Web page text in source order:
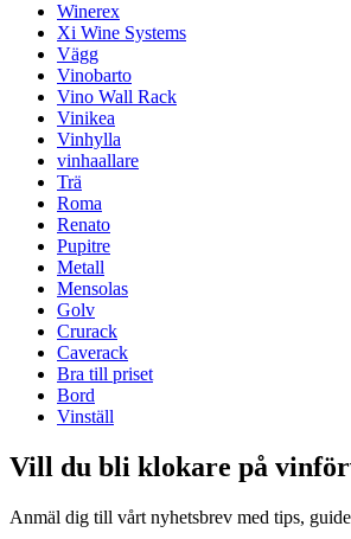
Allmänt
Placering
ModulärJa
LeveransMonterad
Flaskor
Antal flaskor (Bordeaux)
Flasktyp
Mått (BxHxD cm)
Höjd (cm)
Bredd (cm)
Djup (cm)
Vikt (kg)
Winerex
Xi Wine Systems
Vägg
Vinobarto
Vino Wall Rack
Vinikea
Vinhylla
vinhaallare
Trä
Roma
Renato
Pupitre
Metall
Mensolas
Golv
Crurack
Caverack
Bra till priset
Bord
Vinställ
Vill du bli klokare på
Anmäl dig till vårt nyhetsbrev med tips,